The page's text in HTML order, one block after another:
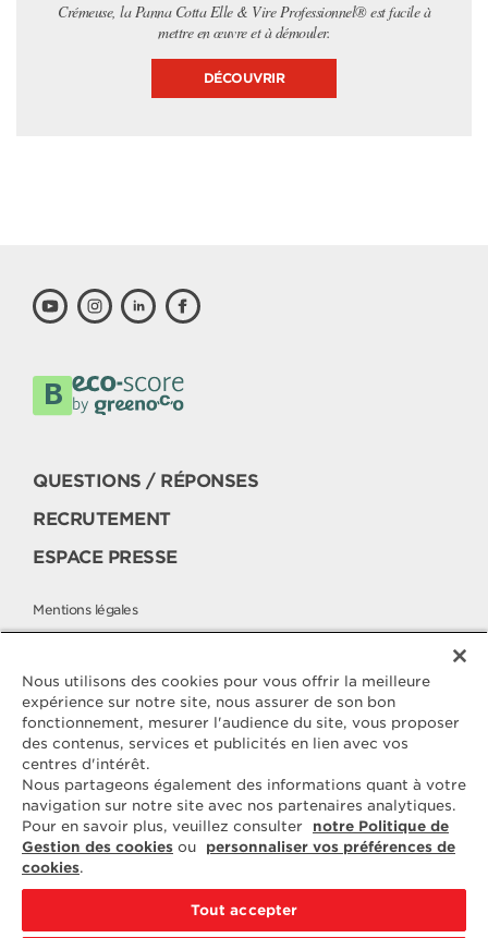
Crémeuse, la Panna Cotta Elle & Vire Professionnel® est facile à
mettre en œuvre et à démouler.
DÉCOUVRIR
QUESTIONS / RÉPONSES
RECRUTEMENT
ESPACE PRESSE
Mentions légales
Politique de protection des données
Contactez
ELLE & VIRE
Pour toute question ou demande
d'information complémentaire,
nous sommes à votre disposition
ELVIR
50890 CONDÉ-SUR-VIRE
Nous utilisons des cookies pour vous offrir la meilleure
expérience sur notre site, nous assurer de son bon
fonctionnement, mesurer l'audience du site, vous proposer
des contenus, services et publicités en lien avec vos
centres d'intérêt.
Nous partageons également des informations quant à votre
navigation sur notre site avec nos partenaires analytiques.
Pour en savoir plus, veuillez consulter
notre Politique de
Gestion des cookies ou
personnaliser vos préférences de
cookies.
Tout accepter